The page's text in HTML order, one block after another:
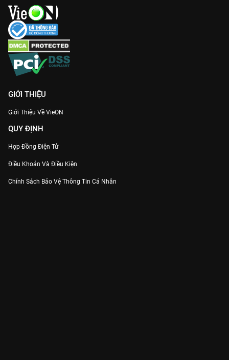
GIỚI THIỆU
Giới Thiệu Về VieON
QUY ĐỊNH
Hợp Đồng Điện Tử
Điều Khoản Và Điều Kiện
Chính Sách Bảo Vệ Thông Tin Cá Nhân